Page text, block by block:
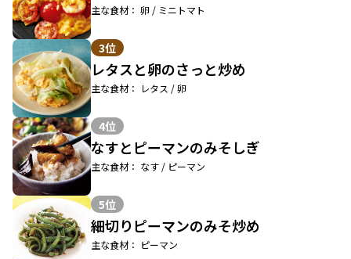
主な食材： 卵 / ミニトマト
3位
レタスと卵のさっと炒め
主な食材： レタス / 卵
4位
なすとピーマンのみそしぎ
主な食材： なす / ピーマン
5位
細切りピーマンのみそ炒め
主な食材： ピーマン